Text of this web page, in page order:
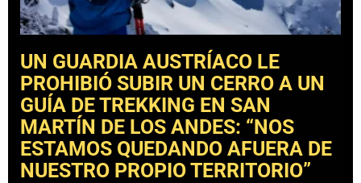
UN GUARDIA AUSTRÍACO LE
PROHIBIÓ SUBIR UN CERRO A UN
GUÍA DE TREKKING EN SAN
MARTÍN DE LOS ANDES: “NOS
ESTAMOS QUEDANDO AFUERA DE
NUESTRO PROPIO TERRITORIO”